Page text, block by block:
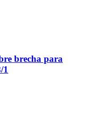
brecha para
1